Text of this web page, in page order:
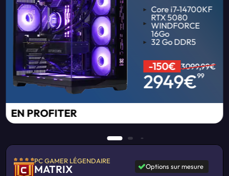
Core i7-14700KF
RTX 5080
WINDFORCE
16Go
32 Go DDR5
-150€ 3099,99€
2949€99
EN PROFITER
PC GAMER LÉGENDAIRE
MATRIX
Options sur mesure